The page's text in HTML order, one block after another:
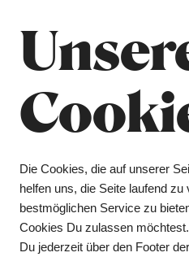
Die Cookies, die auf unserer
helfen uns, die Seite laufend
bestmöglichen Service zu
Cookies Du zulassen
Du jederzeit über den Footer
Das Orchesterbüro bleibt vom
August geschlossen, das
Zeit über unsere
Tanner. Wir wünschen Ihnen
Sommer und freuen uns auf
Konzerte